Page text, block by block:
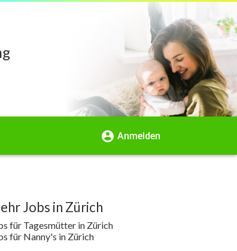
account_circle Anmelden
Jobs in Zürich
für Tagesmütter in Zürich
für Nanny's in Zürich